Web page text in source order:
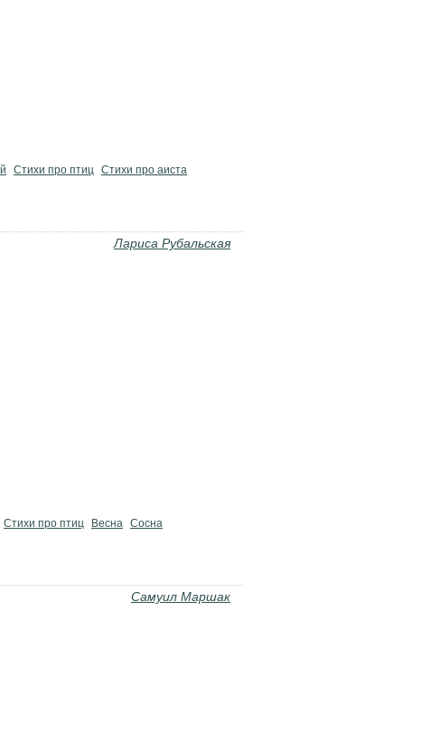
Стихи про птиц Стихи про аиста
Лариса Рубальская
Стихи про птиц Весна Сосна
Самуил Маршак